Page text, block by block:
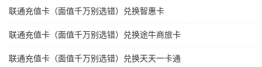
联通充值卡（面值千万别选错）兑换智惠卡
联通充值卡（面值千万别选错）兑换途牛商旅卡
联通充值卡（面值千万别选错）兑换天天一卡通